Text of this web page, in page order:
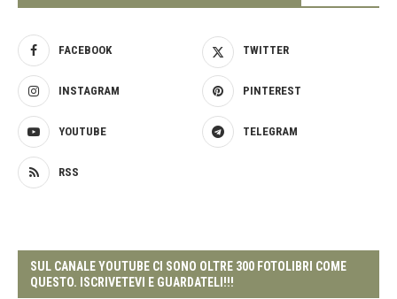
FACEBOOK TWITTER
INSTAGRAM PINTEREST
YOUTUBE TELEGRAM
RSS
SUL CANALE YOUTUBE CI SONO OLTRE 300 FOTOLIBRI COME
QUESTO. ISCRIVETEVI E GUARDATELI!!!